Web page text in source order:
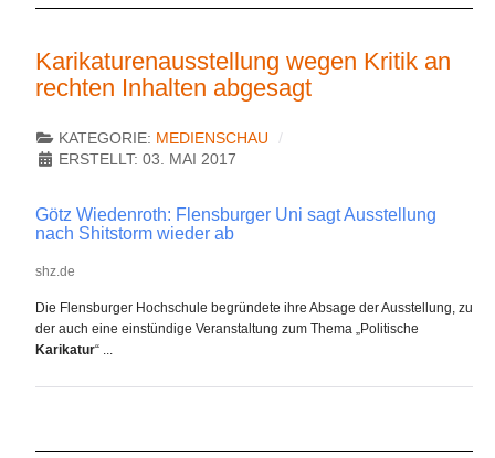
Karikaturenausstellung wegen Kritik an
rechten Inhalten abgesagt
KATEGORIE: MEDIENSCHAU
ERSTELLT: 03. MAI 2017
Götz Wiedenroth: Flensburger Uni sagt Ausstellung
nach Shitstorm wieder ab
shz.de
Die Flensburger Hochschule begründete ihre Absage der Ausstellung, zu
der auch eine einstündige Veranstaltung zum Thema „Politische
Karikatur“ ...